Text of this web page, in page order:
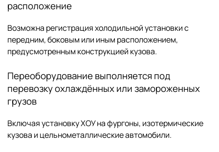
расположение
Возможна регистрация холодильной установки с
передним, боковым или иным расположением,
предусмотренным конструкцией кузова.
Переоборудование выполняется под
перевозку охлаждённых или замороженных
грузов
Включая установку ХОУ на фургоны, изотермические
кузова и цельнометаллические автомобили.